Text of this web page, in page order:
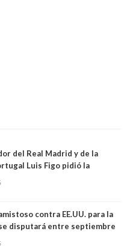
del Real Madrid y de la
Luis Figo pidió la
más bajo y cobarde que he
contra EE.UU. para la
disputará entre septiembre